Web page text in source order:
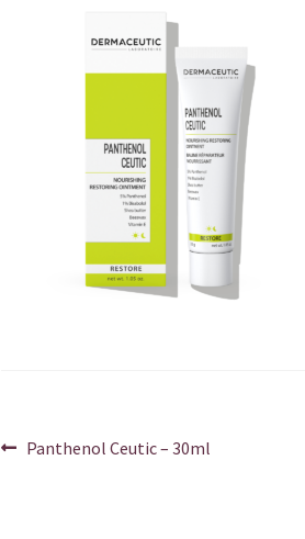
Berichtnavigatie
Vorig
Panthenol Ceutic – 30ml